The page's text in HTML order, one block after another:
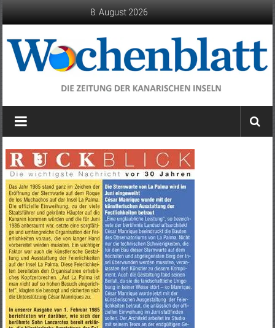
8. August 2026
Wochenblatt
die
der
Kanarischen
Inseln